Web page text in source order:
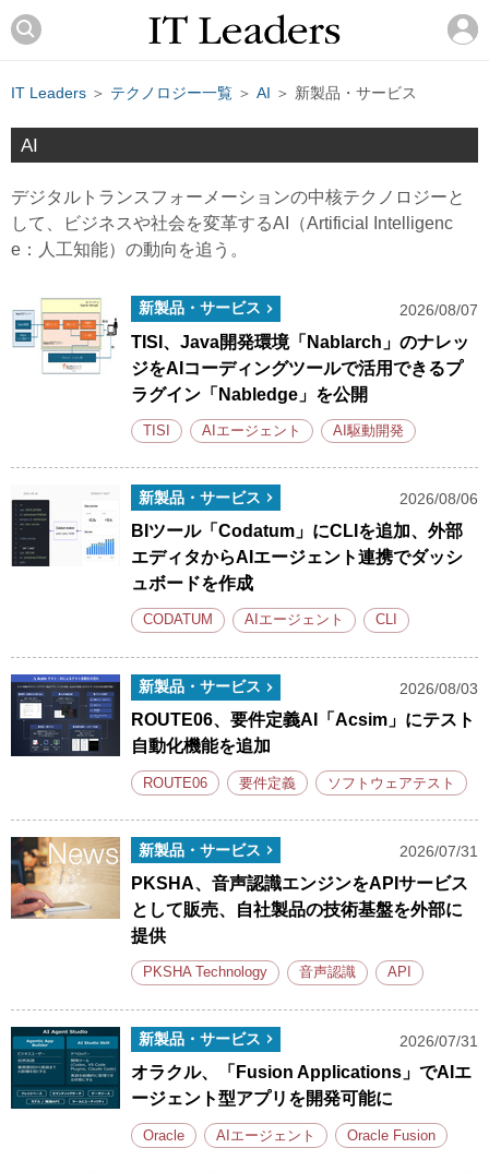
IT Leaders ＞ テクノロジー一覧 ＞ AI ＞ 新製品・サービス
AI
デジタルトランスフォーメーションの中核テクノロジーと
して、ビジネスや社会を変革するAI（Artificial Intelligenc
e：人工知能）の動向を追う。
新製品・サービス 2026/08/07
TISI、Java開発環境「Nablarch」のナレッ
ジをAIコーディングツールで活用できるプ
ラグイン「Nabledge」を公開
TISI AIエージェント AI駆動開発
新製品・サービス 2026/08/06
BIツール「Codatum」にCLIを追加、外部
エディタからAIエージェント連携でダッシ
ュボードを作成
CODATUM AIエージェント CLI
新製品・サービス 2026/08/03
ROUTE06、要件定義AI「Acsim」にテスト
自動化機能を追加
ROUTE06 要件定義 ソフトウェアテスト
新製品・サービス 2026/07/31
PKSHA、音声認識エンジンをAPIサービス
として販売、自社製品の技術基盤を外部に
提供
PKSHA Technology 音声認識 API
新製品・サービス 2026/07/31
オラクル、「Fusion Applications」でAIエ
ージェント型アプリを開発可能に
Oracle AIエージェント Oracle Fusion